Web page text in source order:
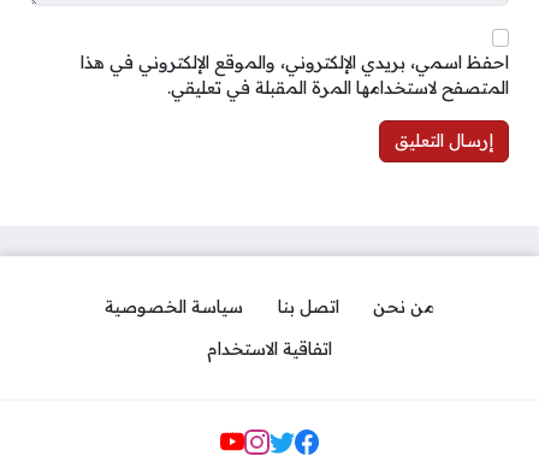
احفظ اسمي، بريدي الإلكتروني، والموقع الإلكتروني في هذا
المتصفح لاستخدامها المرة المقبلة في تعليقي.
من نحن اتصل بنا
سياسة الخصوصية
اتفاقية الاستخدام
مواقع التواصل